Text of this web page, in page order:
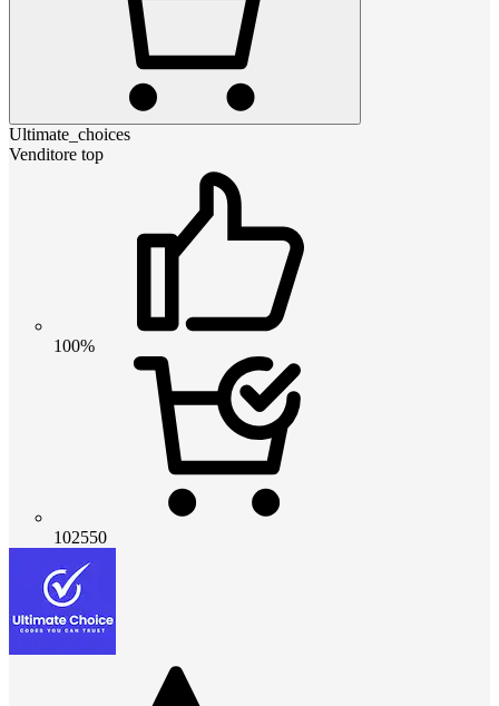
Ultimate_choices
Venditore top
100%
102550